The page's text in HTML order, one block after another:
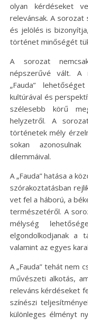
olyan kérdéseket
relevánsak. A
és jelölés is
történet minőségét
A sorozat
népszerűvé vált. A
„Fauda”
kultúrával és
szélesebb körű
helyzetről. A
történetek mély
sokan
dilemmáival.
A „Fauda” hatása a
szórakoztatásban
vet fel a háború, a
természetéről. A
mélység
elgondolkodjanak a
valamint az egyes
A „Fauda” tehát nem
művészeti alkotás,
releváns kérdéseket
színészi
különleges élményt